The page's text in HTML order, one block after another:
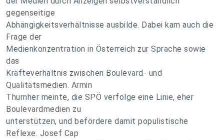
gegenseitige
Abhängigkeitsverhältnisse ausbilde. Dabei kam auch die
Frage der
Medienkonzentration in Österreich zur Sprache sowie
das
Kräfteverhältnis zwischen Boulevard- und
Qualitätsmedien. Armin
Thurnher meinte, die SPÖ verfolge eine Linie, eher
Boulevardmedien zu
unterstützen, und befördere damit populistische
Reflexe. Josef Cap